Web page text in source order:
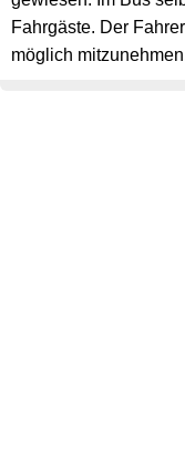
Fahrgäste. Der
möglich